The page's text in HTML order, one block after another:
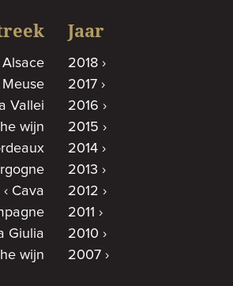
Alsace
Vallei
wijn
Cava
Giulia
wijn
Jaar
2018
2017
2016
2015
2014
2013
2012
2011
2010
2007